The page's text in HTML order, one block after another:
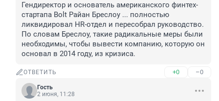
Гендиректор и основатель американского финтех-
стартапа Bolt Райан Бреслоу ... полностью
ликвидировал HR-отдел и пересобрал руководство.
По словам Бреслоу, такие радикальные меры были
необходимы, чтобы вывести компанию, которую он
основал в 2014 году, из кризиса.
ОТВЕТИТЬ +0 –0
Гость
2 июня, 11:28